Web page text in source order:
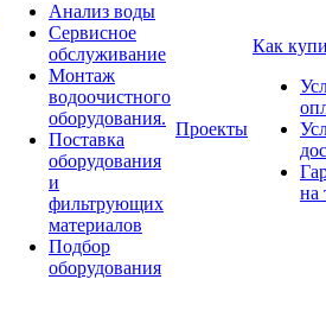
Анализ воды
Сервисное
обслуживание
Монтаж
водоочистного
оборудования.
Поставка
оборудования
и
фильтрующих
материалов
Подбор
оборудования
Проекты
Как
на